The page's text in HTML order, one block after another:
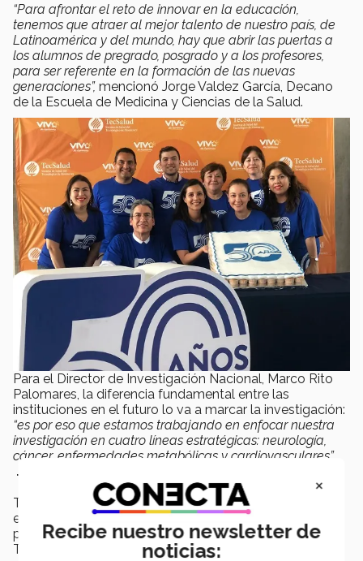
“Para afrontar el reto de innovar en la educación,
tenemos que atraer al mejor talento de nuestro país, de
Latinoamérica y del mundo, hay que abrir las puertas a
los alumnos de pregrado, posgrado y a los profesores,
para ser referente en la formación de las nuevas
generaciones”, mencionó Jorge Valdez García, Decano
de la Escuela de Medicina y Ciencias de la Salud.
Para el Director de Investigación Nacional, Marco Rito
Palomares, la diferencia fundamental entre las
instituciones en el futuro lo va a marcar la investigación:
“es por eso que estamos trabajando en enfocar nuestra
investigación en cuatro líneas estratégicas: neurología,
cáncer, enfermedades metabólicas y cardiovasculares”.
TecSalud y su compromiso social
TecSalud también ha cuidado la salud de la comunidad
económicamente menos favorecida a través de los
programas sociales desarrollados por la Fundación
TecSalud.
×
Recibe nuestro newsletter de
noticias: